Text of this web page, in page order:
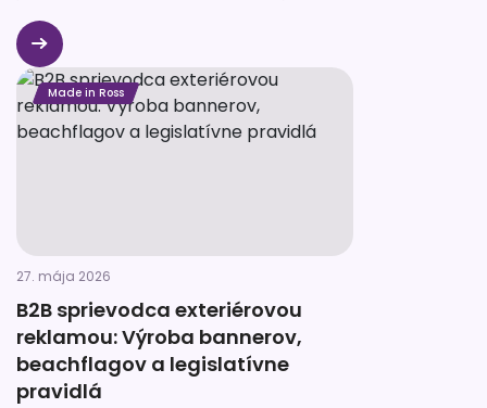
finančný zisk obchodníka. Správne zvolená
konštrukcia ovplyvňuje správanie ľudí
priamo pri regáloch.
Made in Ross
27. mája 2026
B2B sprievodca exteriérovou
reklamou: Výroba bannerov,
beachflagov a legislatívne
pravidlá